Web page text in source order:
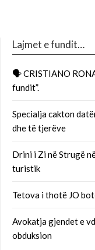
Lajmet e fundit…
🗣 CRISTIANO
fundit”.
Specialja cakton
dhe të tjerëve
Drini i Zi në Strugë
turistik
Tetova i thotë JO
Avokatja gjendet e
obduksion